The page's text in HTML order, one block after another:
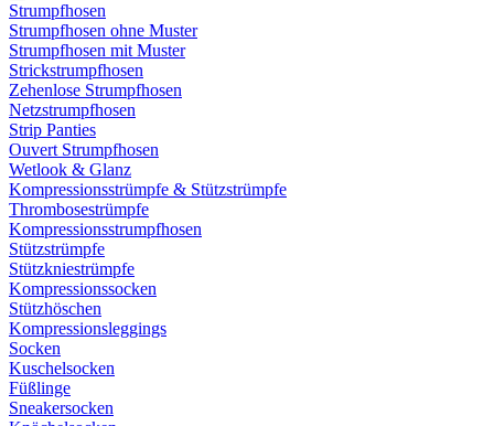
Strumpfhosen
Strumpfhosen ohne Muster
Strumpfhosen mit Muster
Strickstrumpfhosen
Zehenlose Strumpfhosen
Netzstrumpfhosen
Strip Panties
Ouvert Strumpfhosen
Wetlook & Glanz
Kompressionsstrümpfe & Stützstrümpfe
Thrombosestrümpfe
Kompressionsstrumpfhosen
Stützstrümpfe
Stützkniestrümpfe
Kompressionssocken
Stützhöschen
Kompressionsleggings
Socken
Kuschelsocken
Füßlinge
Sneakersocken